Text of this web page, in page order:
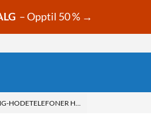
– Opptil 50 % →
HODETELEFONER HVIT